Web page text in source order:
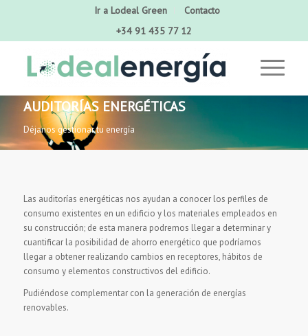
Ir a Lodeal Green
Contacto
+34 91 435 77 12
AUDITORÍAS ENERGÉTICAS
Déjanos gestionar tu energía
Las auditorías energéticas nos ayudan a conocer los perfiles de
consumo existentes en un edificio y los materiales empleados en
su construcción; de esta manera podremos llegar a determinar y
cuantificar la posibilidad de ahorro energético que podríamos
llegar a obtener realizando cambios en receptores, hábitos de
consumo y elementos constructivos del edificio.
Pudiéndose complementar con la generación de energías
renovables.